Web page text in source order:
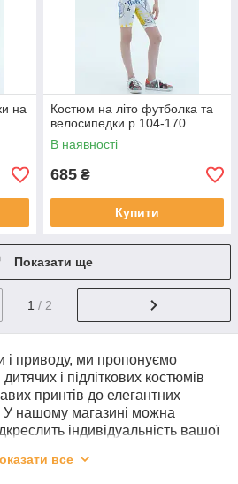
на
Костюм на літо футболка та
велосипедки р.104-170
В наявності
685 ₴
Купити
Показати ще
1 / 2
і приводу, ми пропонуємо
дитячих і підліткових костюмів
принтів до елегантних
нашому магазині можна
індивідуальність вашої
все